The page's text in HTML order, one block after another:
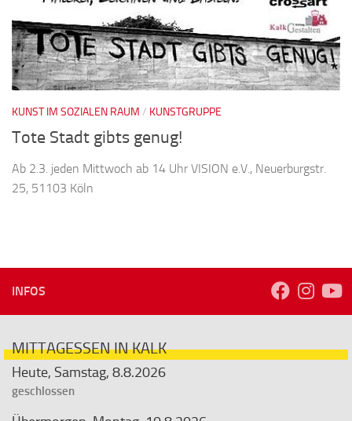
KUNST IM SOZIALEN RAUM / KUNSTGRUPPE
Tote Stadt gibts genug!
Ab 2.3. jeden Mittwoch ab 14 Uhr VISION e.V., Neuerburgstr.
25, 51103 Köln
INFOS
MITTAGESSEN IN KALK
Heute, Samstag, 8.8.2026
geschlossen